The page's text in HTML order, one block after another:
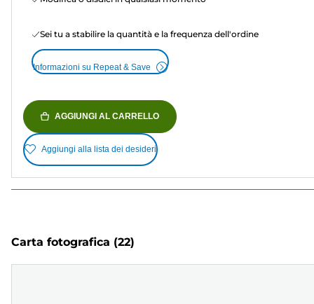
Sei tu a stabilire la quantità e la frequenza dell'ordine
Informazioni su Repeat & Save
AGGIUNGI AL CARRELLO
Aggiungi alla lista dei desideri
Carta fotografica (22)